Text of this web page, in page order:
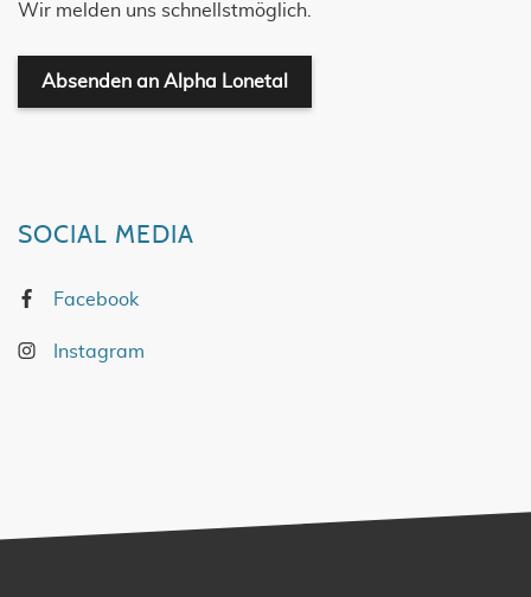
Wir melden uns schnellstmöglich.
Absenden an Alpha Lonetal
SOCIAL MEDIA
Facebook
Instagram